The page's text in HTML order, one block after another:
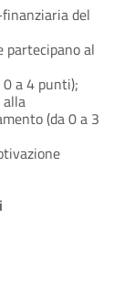
del
partecipano al
a 4 punti);
(da 0 a 3